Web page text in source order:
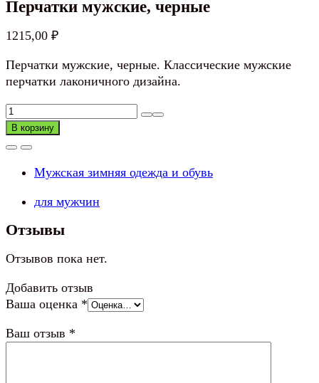
Перчатки мужские, черные
1215,00 ₽
Перчатки мужские, черные. Классические мужские
перчатки лаконичного дизайна.
Количество
товара
Перчатки
черные
В корзину
Мужская зимняя одежда и обувь
для мужчин
Отзывы
Отзывов пока нет.
Добавить отзыв
Ваша оценка *
Ваш отзыв *